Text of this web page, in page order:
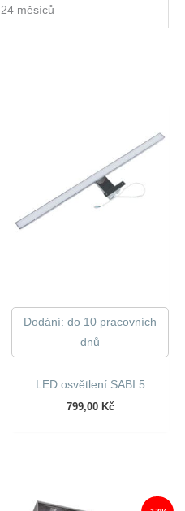
24 měsíců
Dodání: do 10 pracovních
dnů
LED osvětlení SABI 5
799,00 Kč